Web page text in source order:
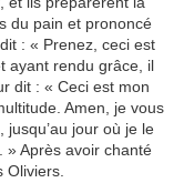
du pain et prononcé
: « Prenez, ceci est
ayant rendu grâce, il
dit : « Ceci est mon
Amen, je vous
jour où je le
» Après avoir chanté